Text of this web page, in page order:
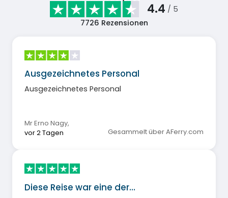
4.4 / 5
7726 Rezensionen
Ausgezeichnetes Personal
Ausgezeichnetes Personal
Mr Erno Nagy,
vor 2 Tagen
Gesammelt über AFerry.com
Diese Reise war eine der…